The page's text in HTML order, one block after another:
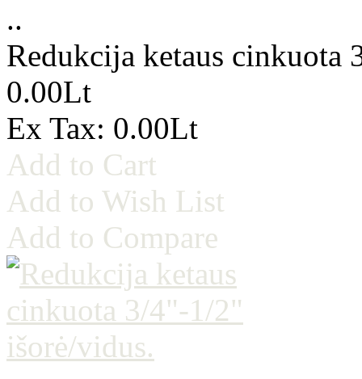
..
Redukcija ketaus cinkuota
0.00Lt
Ex Tax: 0.00Lt
Add to Cart
Add to Wish List
Add to Compare